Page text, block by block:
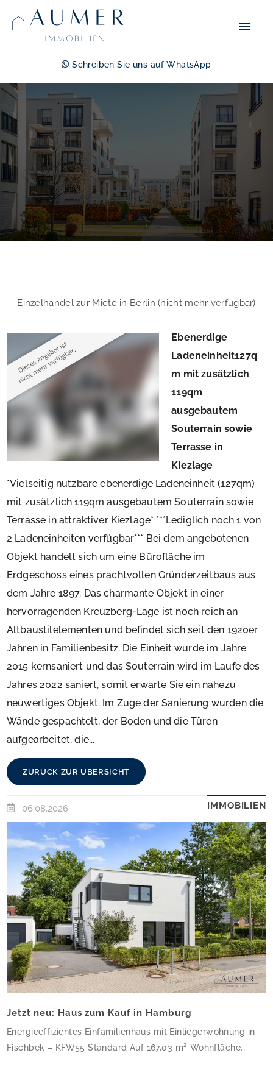
Schreiben Sie uns auf WhatsApp
Einzelhandel zur Miete in Berlin (nicht mehr verfügbar)
Ebenerdige
Ladeneinheit127q
m mit zusätzlich
119qm
ausgebautem
Souterrain sowie
Terrasse in
Kiezlage
*Vielseitig nutzbare ebenerdige Ladeneinheit (127qm)
mit zusätzlich 119qm ausgebautem Souterrain sowie
Terrasse in attraktiver Kiezlage* ***Lediglich noch 1 von
2 Ladeneinheiten verfügbar*** Bei dem angebotenen
Objekt handelt sich um eine Bürofläche im
Erdgeschoss eines prachtvollen Gründerzeitbaus aus
dem Jahre 1897. Das charmante Objekt in einer
hervorragenden Kreuzberg-Lage ist noch reich an
Altbaustilelementen und befindet sich seit den 1920er
Jahren in Familienbesitz. Die Einheit wurde im Jahre
2015 kernsaniert und das Souterrain wird im Laufe des
Jahres 2022 saniert, somit erwarte Sie ein nahezu
neuwertiges Objekt. Im Zuge der Sanierung wurden die
Wände gespachtelt, der Boden und die Türen
aufgearbeitet, die...
ZURÜCK ZUR ÜBERSICHT
06.08.2026 IMMOBILIEN
Jetzt neu: Haus zum Kauf in Hamburg
Energieeffizientes Einfamilienhaus mit Einliegerwohnung in
Fischbek – KFW55 Standard Auf 167,03 m² Wohnfläche